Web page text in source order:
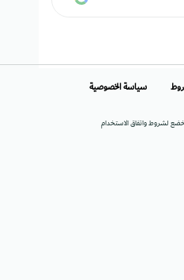
لشروط واتفاق الاستخدام
سياسة الخصوصية